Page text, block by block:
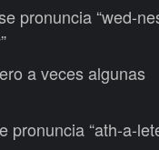
pronuncia “wed-
a veces algunas
pronuncia “ath-a-